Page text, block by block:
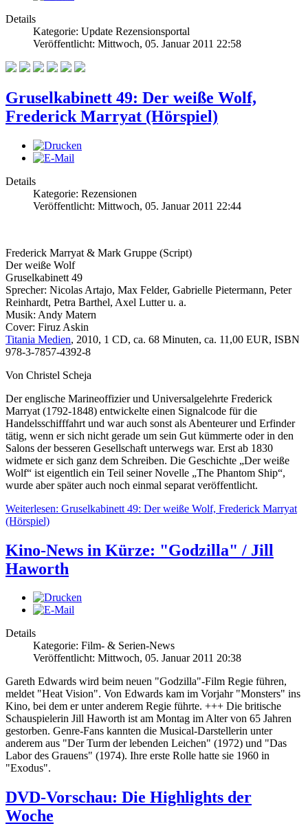
Details
Kategorie: Update Rezensionsportal
Veröffentlicht: Mittwoch, 05. Januar 2011 22:58
Gruselkabinett 49: Der weiße Wolf,
Frederick Marryat (Hörspiel)
Details
Kategorie: Rezensionen
Veröffentlicht: Mittwoch, 05. Januar 2011 22:44
Frederick Marryat & Mark Gruppe (Script)
Der weiße Wolf
Gruselkabinett 49
Sprecher: Nicolas Artajo, Max Felder, Gabrielle Pietermann, Peter
Reinhardt, Petra Barthel, Axel Lutter u. a.
Musik: Andy Matern
Cover: Firuz Askin
Titania Medien, 2010, 1 CD, ca. 68 Minuten, ca. 11,00 EUR, ISBN
978-3-7857-4392-8
Von Christel Scheja
Der englische Marineoffizier und Universalgelehrte Frederick
Marryat (1792-1848) entwickelte einen Signalcode für die
Handelsschifffahrt und war auch sonst als Abenteurer und Erfinder
tätig, wenn er sich nicht gerade um sein Gut kümmerte oder in den
Salons der besseren Gesellschaft unterwegs war. Erst ab 1830
widmete er sich ganz dem Schreiben. Die Geschichte „Der weiße
Wolf“ ist eigentlich ein Teil seiner Novelle „The Phantom Ship“,
wurde aber später auch noch einmal separat veröffentlicht.
Weiterlesen: Gruselkabinett 49: Der weiße Wolf, Frederick Marryat
(Hörspiel)
Kino-News in Kürze: "Godzilla" / Jill
Haworth
Details
Kategorie: Film- & Serien-News
Veröffentlicht: Mittwoch, 05. Januar 2011 20:38
Gareth Edwards wird beim neuen "Godzilla"-Film Regie führen,
meldet "Heat Vision". Von Edwards kam im Vorjahr "Monsters" ins
Kino, bei dem er unter anderem Regie führte. +++ Die britische
Schauspielerin Jill Haworth ist am Montag im Alter von 65 Jahren
gestorben. Genre-Fans kannten die Musical-Darstellerin unter
anderem aus "Der Turm der lebenden Leichen" (1972) und "Das
Labor des Grauens" (1974). Ihre erste Rolle hatte sie 1960 in
"Exodus".
DVD-Vorschau: Die Highlights der
Woche